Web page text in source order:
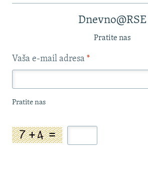
Dnevno@RSE
Pratite nas
Vaša e-mail adresa *
Pratite nas